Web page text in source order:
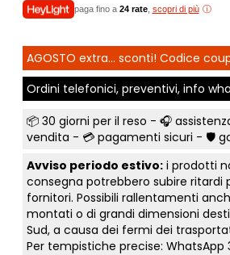
paga fino a 24 rate, scopri di più
AGOSTO extra... sconti! Codice
Ordini telefonici, preventivi, info
📦 30 giorni per il reso - 🎧
vendita - 💳 pagamenti sicuri - 🛡️
Avviso periodo estivo:i prodotti
consegna potrebbero subire ritardi
fornitori. Possibili rallentamenti
montati o di grandi dimensioni
Sud, a causa dei fermi dei
Per tempistiche precise: WhatsApp